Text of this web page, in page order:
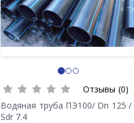
Отзывы (0)
Водяная труба ПЭ100/ Dn 125 /
Sdr 7.4